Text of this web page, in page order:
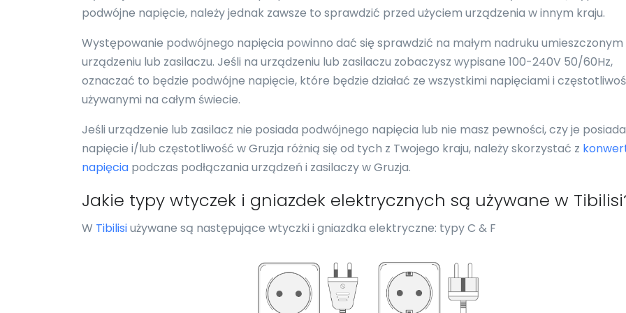
podwójne napięcie, należy jednak zawsze to sprawdzić przed użyciem urządzenia w innym kraju.
Występowanie podwójnego napięcia powinno dać się sprawdzić na małym nadruku umieszczonym
urządzeniu lub zasilaczu. Jeśli na urządzeniu lub zasilaczu zobaczysz wypisane 100-240V 50/60Hz,
oznaczać to będzie podwójne napięcie, które będzie działać ze wszystkimi napięciami i
używanymi na całym świecie.
Jeśli urządzenie lub zasilacz nie posiada podwójnego napięcia lub nie masz pewności, czy je
napięcie i/lub częstotliwość w Gruzja różnią się od tych z Twojego kraju, należy skorzystać z
napięcia podczas podłączania urządzeń i zasilaczy w Gruzja.
Jakie typy wtyczek i gniazdek elektrycznych są używane w
W Tibilisiużywane są następujące wtyczki i gniazdka elektryczne: typy C & F